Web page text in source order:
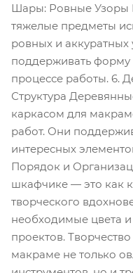
Шары: Ровные Узоры
тяжелые предметы
ровных и
поддерживать
процессе работы. 6.
Структура
каркасом для
работ. Они
интересных
Порядок и
шкафчике — это как
творческого
необходимые цвета
проектов.
макраме не только